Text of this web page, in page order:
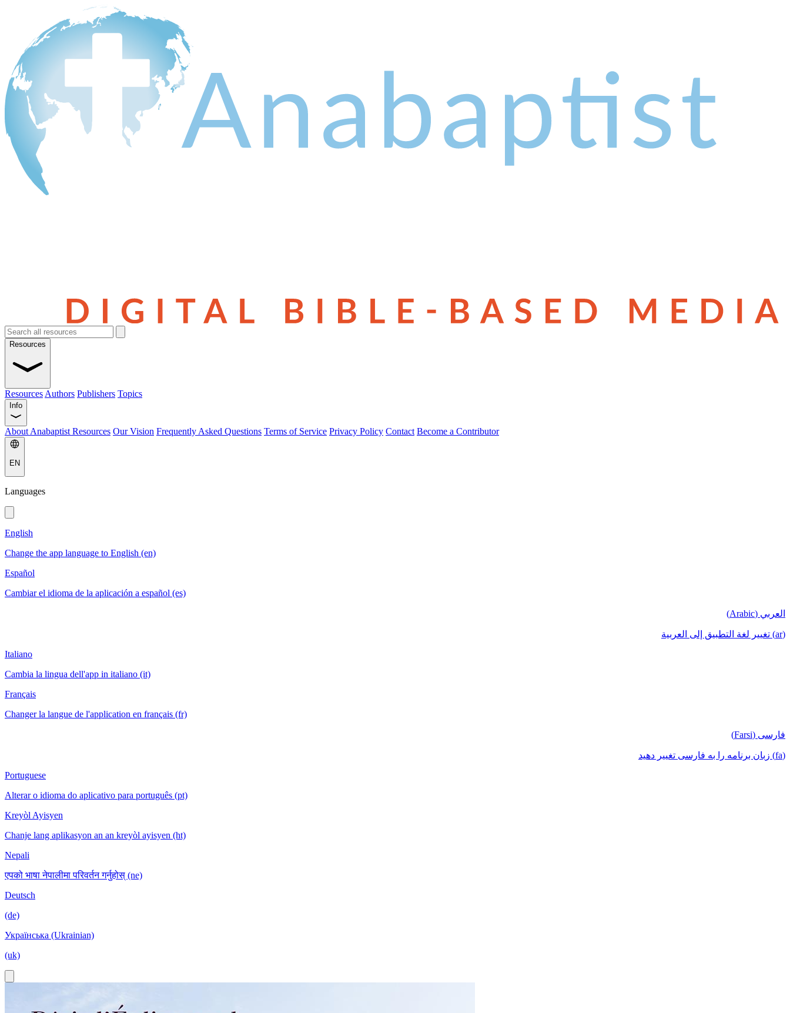
Resources
Resources Authors Publishers Topics
Info
About Anabaptist Resources Our Vision Frequently Asked Questions Terms of Service Privacy Policy Contact Become a Contributor
EN
Languages
English
Change the app language to English (en)
Español
Cambiar el idioma de la aplicación a español (es)
العربي (Arabic)
(ar) تغيير لغة التطبيق إلى العربية
Italiano
Cambia la lingua dell'app in italiano (it)
Français
Changer la langue de l'application en français (fr)
فارسی (Farsi)
(fa) زبان برنامه را به فارسی تغییر دهید
Portuguese
Alterar o idioma do aplicativo para português (pt)
Kreyòl Ayisyen
Chanje lang aplikasyon an an kreyòl ayisyen (ht)
Nepali
एपको भाषा नेपालीमा परिवर्तन गर्नुहोस् (ne)
Deutsch
(de)
Українська (Ukrainian)
(uk)